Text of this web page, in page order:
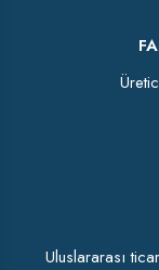
Uluslararası